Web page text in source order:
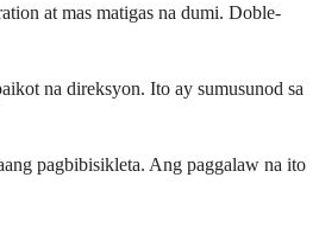
at mas matigas na dumi. Doble-
na direksyon. Ito ay sumusunod sa
pagbibisikleta. Ang paggalaw na ito